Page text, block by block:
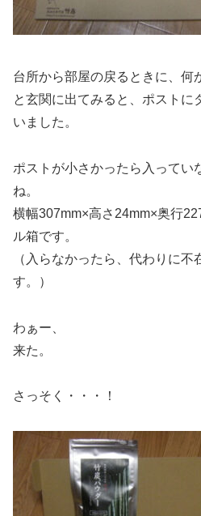
台所から部屋の戻るときに、何
と玄関に出てみると、ポストに
いました。
ポストが小さかったら入ってい
ね。
横幅307mm×高さ24mm×奥行
ル箱です。
（入らなかったら、代わりに不
す。）
わぁー、
来た。
さっそく・・・！